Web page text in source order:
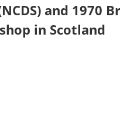
and 1970
in Scotland